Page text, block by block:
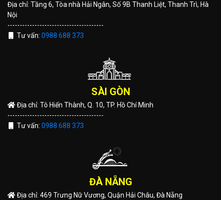
Địa chỉ: Tầng 6, Tòa nhà Hải Ngân, Số 9B Thanh Liệt, Thanh Trì, Hà
Nội
---------------------------------------
Tư vấn: 0988 688 373
SÀI GÒN
Địa chỉ: Tô Hiến Thành, Q. 10, TP. Hồ Chí Minh
---------------------------------------
Tư vấn: 0988 688 373
ĐÀ NẴNG
Địa chỉ: 469 Trưng Nữ Vương, Quận Hải Châu, Đà Nẵng